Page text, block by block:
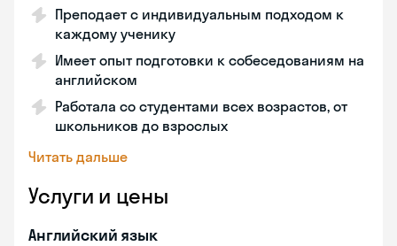
Преподает с индивидуальным подходом к
каждому ученику
Имеет опыт подготовки к собеседованиям на
английском
Работала со студентами всех возрастов, от
школьников до взрослых
Читать дальше
Услуги и цены
Английский язык